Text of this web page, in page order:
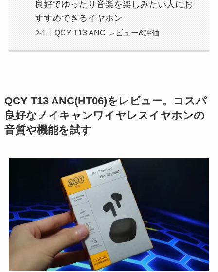
良好でゆったり音楽を楽しみたい人にお
すすめできるイヤホン
QCY T13 ANC レビュー&評価
QCY T13 ANC(HT06)をレビュー。コスパ
良好なノイキャンワイヤレスイヤホンの
音質や機能を試す